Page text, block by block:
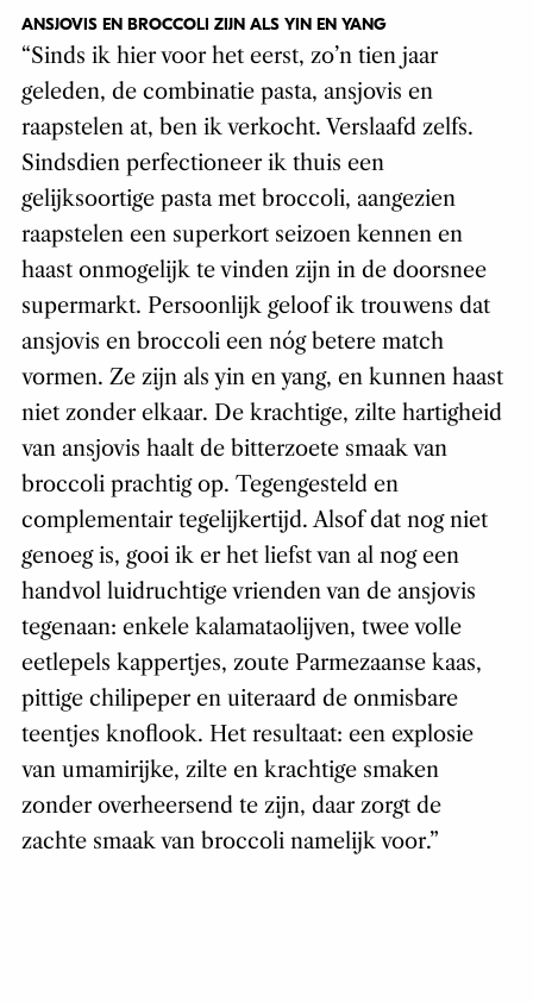
ANSJOVIS EN BROCCOLI ZIJN ALS YIN EN YANG
“Sinds ik hier voor het eerst, zo’n tien jaar
geleden, de combinatie pasta, ansjovis en
raapstelen at, ben ik verkocht. Verslaafd zelfs.
Sindsdien perfectioneer ik thuis een
gelijksoortige pasta met broccoli, aangezien
raapstelen een superkort seizoen kennen en
haast onmogelijk te vinden zijn in de doorsnee
supermarkt. Persoonlijk geloof ik trouwens dat
ansjovis en broccoli een nóg betere match
vormen. Ze zijn als yin en yang, en kunnen haast
niet zonder elkaar. De krachtige, zilte hartigheid
van ansjovis haalt de bitterzoete smaak van
broccoli prachtig op. Tegengesteld en
complementair tegelijkertijd. Alsof dat nog niet
genoeg is, gooi ik er het liefst van al nog een
handvol luidruchtige vrienden van de ansjovis
tegenaan: enkele kalamataolijven, twee volle
eetlepels kappertjes, zoute Parmezaanse kaas,
pittige chilipeper en uiteraard de onmisbare
teentjes knoflook. Het resultaat: een explosie
van umamirijke, zilte en krachtige smaken
zonder overheersend te zijn, daar zorgt de
zachte smaak van broccoli namelijk voor.”